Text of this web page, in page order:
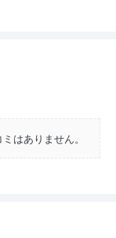
はありません。